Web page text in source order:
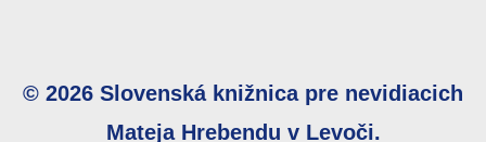
© 2026 Slovenská knižnica pre nevidiacich
Mateja Hrebendu v Levoči.